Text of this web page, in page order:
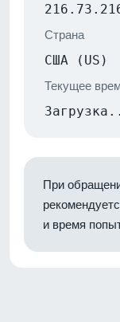
Страна
США (US)
Текущее
При
и время